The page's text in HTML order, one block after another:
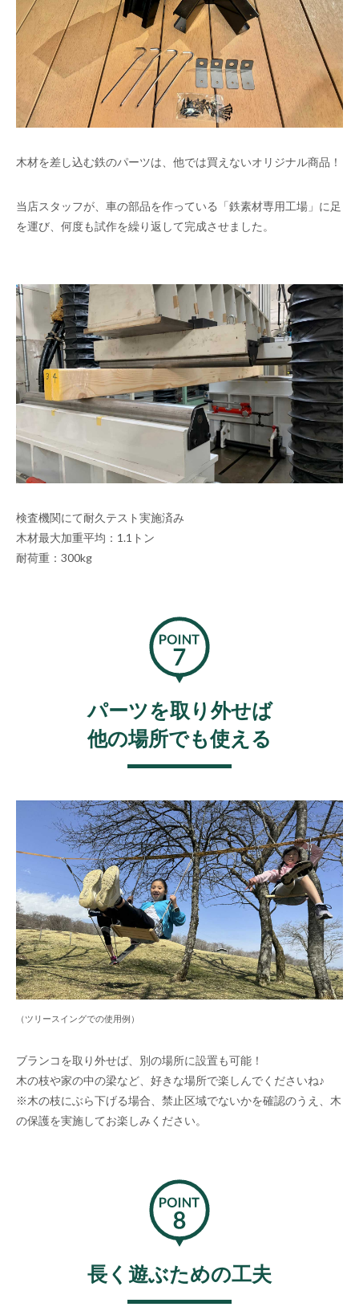
木材を差し込む鉄のパーツは、他では買えないオリジナル商品！
当店スタッフが、車の部品を作っている「鉄素材専用工場」に足
を運び、何度も試作を繰り返して完成させました。
検査機関にて耐久テスト実施済み
木材最大加重平均：1.1トン
耐荷重：300kg
パーツを取り外せば
他の場所でも使える
（ツリースイングでの使用例）
ブランコを取り外せば、別の場所に設置も可能！
木の枝や家の中の梁など、好きな場所で楽しんでくださいね♪
※木の枝にぶら下げる場合、禁止区域でないかを確認のうえ、木
の保護を実施してお楽しみください。
長く遊ぶための工夫